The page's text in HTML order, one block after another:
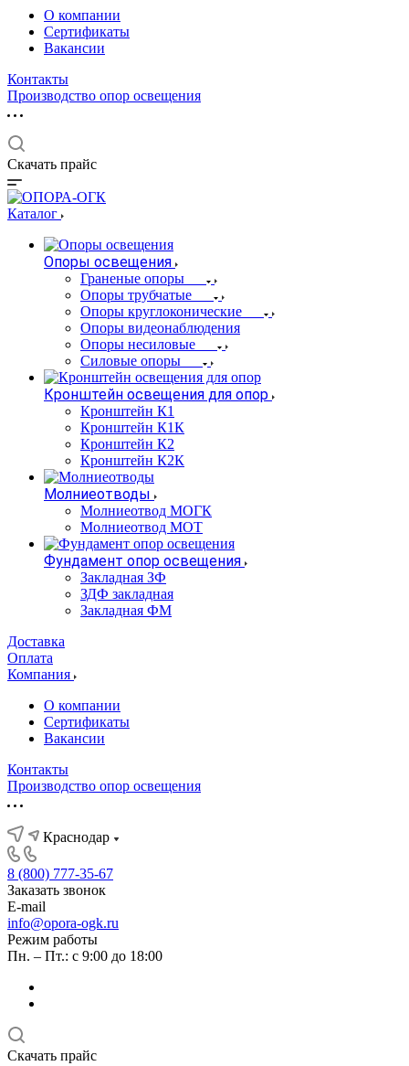
О компании
Сертификаты
Вакансии
Контакты
Производство опор освещения
Скачать прайс
Каталог
Опоры освещения
Граненые опоры
Опоры трубчатые
Опоры круглоконические
Опоры видеонаблюдения
Опоры несиловые
Силовые опоры
Кронштейн освещения для опор
Кронштейн К1
Кронштейн К1К
Кронштейн К2
Кронштейн К2К
Молниеотводы
Молниеотвод МОГК
Молниеотвод МОТ
Фундамент опор освещения
Закладная ЗФ
ЗДФ закладная
Закладная ФМ
Доставка
Оплата
Компания
О компании
Сертификаты
Вакансии
Контакты
Производство опор освещения
Краснодар
8 (800) 777-35-67
Заказать звонок
E-mail
info@opora-ogk.ru
Режим работы
Пн. – Пт.: с 9:00 до 18:00
Скачать прайс